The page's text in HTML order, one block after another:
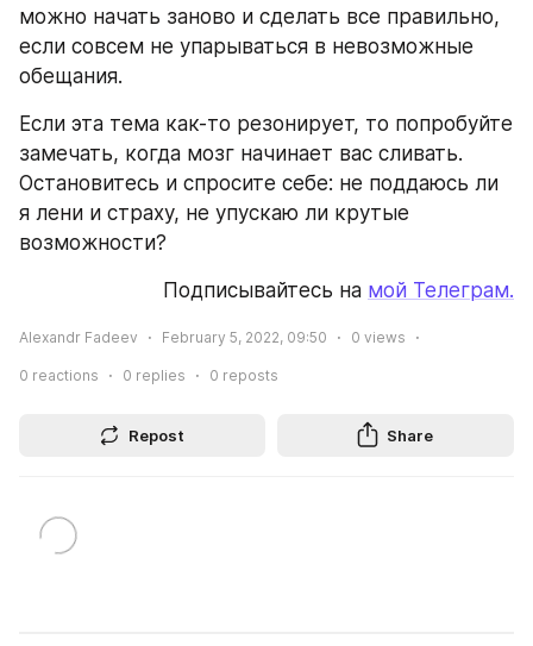
можно начать заново и сделать все правильно,
если совсем не упарываться в невозможные
обещания.
Если эта тема как-то резонирует, то попробуйте
замечать, когда мозг начинает вас сливать.
Остановитесь и спросите себе: не поддаюсь ли
я лени и страху, не упускаю ли крутые
возможности?
Подписывайтесь на мой Телеграм.
Alexandr Fadeev February 5, 2022, 09:50 0 views
0 reactions 0 replies 0 reposts
Repost Share